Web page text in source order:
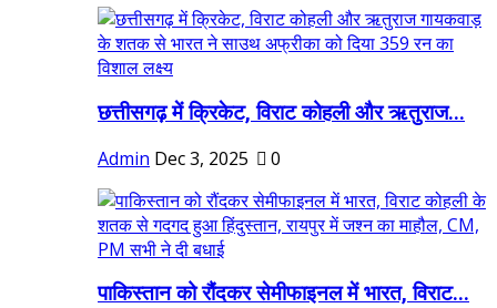
छत्तीसगढ़ में क्रिकेट, विराट कोहली और ऋतुराज...
Admin Dec 3, 2025 0
पाकिस्तान को रौंदकर सेमीफाइनल में भारत, विराट...